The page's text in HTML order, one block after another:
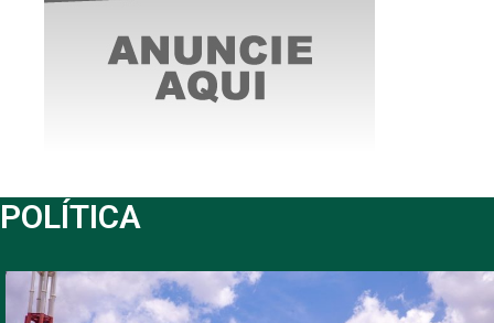
POLÍTICA